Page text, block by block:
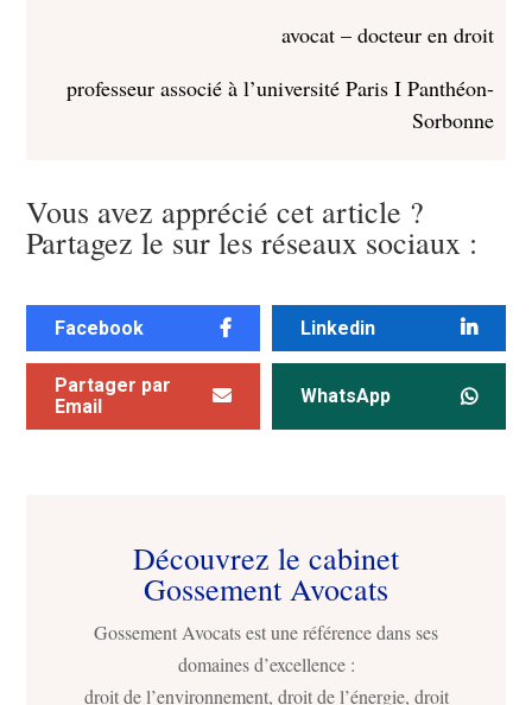
avocat – docteur en droit
professeur associé à l’université Paris I Panthéon-
Sorbonne
Vous avez apprécié cet article ?
Partagez le sur les réseaux sociaux :
Facebook Linkedin
Partager par
Email
WhatsApp
Découvrez le cabinet
Gossement Avocats
Gossement Avocats est une référence dans ses
domaines d’excellence :
droit de l’environnement, droit de l’énergie, droit